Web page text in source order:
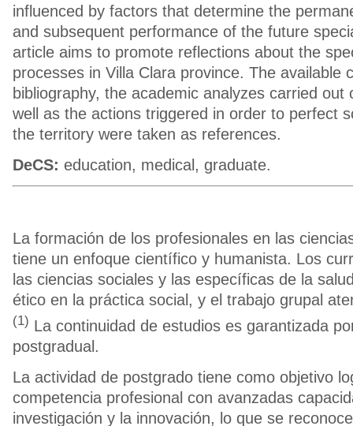
influenced by factors that determine the
and subsequent performance of the future
article aims to promote reflections about the
processes in Villa Clara province. The available
bibliography, the academic analyzes carried out
well as the actions triggered in order to perfect
the territory were taken as references.
DeCS: education, medical, graduate.
La formación de los profesionales en las
tiene un enfoque científico y humanista. Los
las ciencias sociales y las específicas de la
ético en la práctica social, y el trabajo grupal
(1) La continuidad de estudios es garantizada
postgradual.
La actividad de postgrado tiene como objetivo
competencia profesional con avanzadas
investigación y la innovación, lo que se